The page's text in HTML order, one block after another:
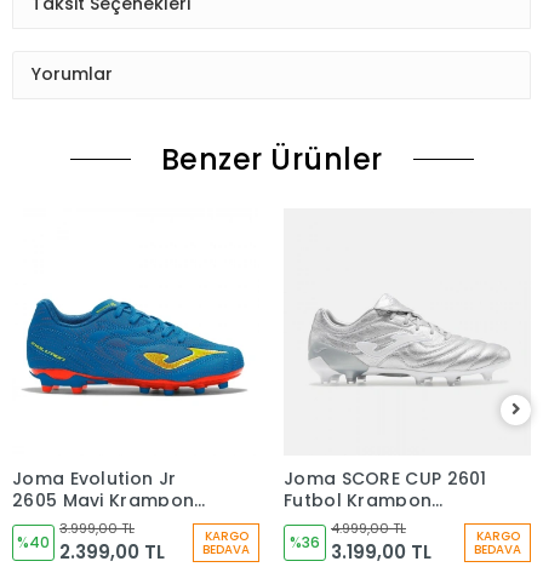
Yorumlar
Benzer Ürünler
Joma Evolution Jr
2605 Mavi Krampon
EVJS2605FG
%40
3.999,00 TL
2.399,00 TL
KARGO
BEDAVA
Joma SCORE CUP 2601
Futbol Krampon
Gümüş SCOS2612FG
%36
4.999,00 TL
3.199,00 TL
KARGO
BEDAVA